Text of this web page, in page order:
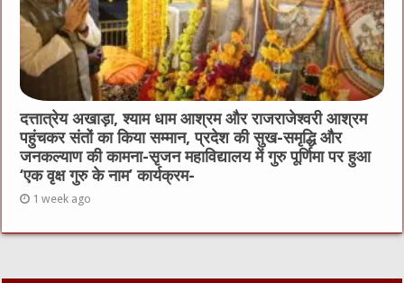
दत्तात्रेय अखाड़ा, श्याम धाम आश्रम और राजराजेश्वरी आश्रम
पहुंचकर संतों का किया सम्मान, प्रदेश की सुख-समृद्धि और
जनकल्याण की कामना-सृजन महाविद्यालय में गुरु पूर्णिमा पर हुआ
‘एक वृक्ष गुरु के नाम’ कार्यक्रम-
1 week ago